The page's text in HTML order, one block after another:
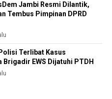
Jambi Resmi Dilantik,
Tembus Pimpinan DPRD
Terlibat Kasus
Brigadir EWS Dijatuhi PTDH